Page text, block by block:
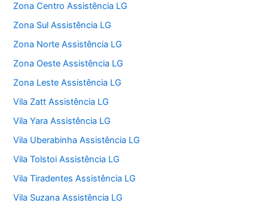
Zona Centro Assistência LG
Zona Sul Assistência LG
Zona Norte Assistência LG
Zona Oeste Assistência LG
Zona Leste Assistência LG
Vila Zatt Assistência LG
Vila Yara Assistência LG
Vila Uberabinha Assistência LG
Vila Tolstoi Assistência LG
Vila Tiradentes Assistência LG
Vila Suzana Assistência LG